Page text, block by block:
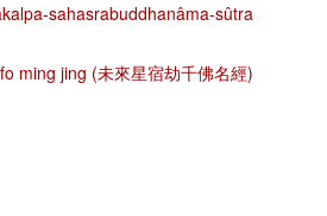
sahasrabuddhanâma-sûtra
ming jing (未來星宿劫千佛名經)